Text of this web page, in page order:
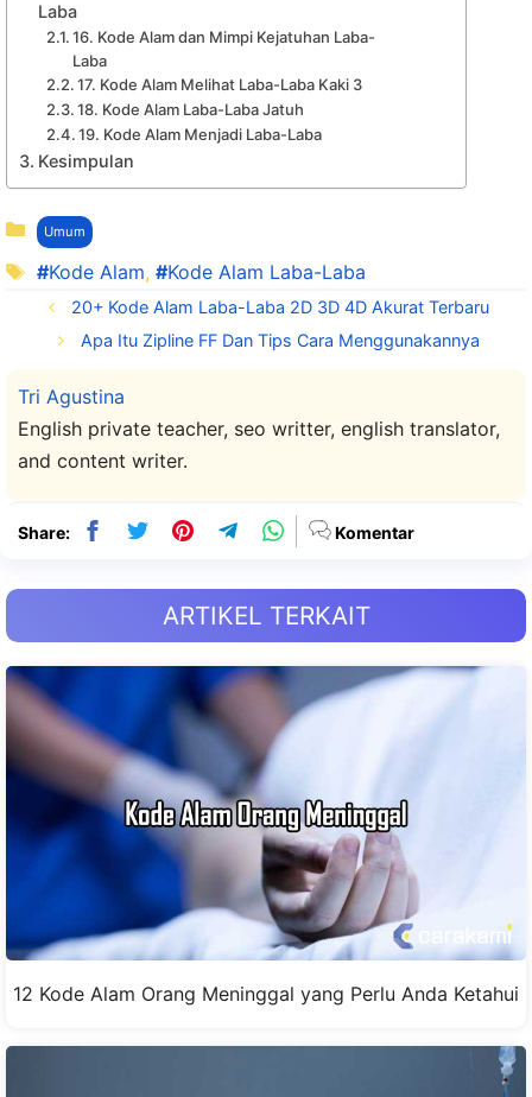
Laba
16. Kode Alam dan Mimpi Kejatuhan Laba-
Laba
17. Kode Alam Melihat Laba-Laba Kaki 3
18. Kode Alam Laba-Laba Jatuh
19. Kode Alam Menjadi Laba-Laba
Kesimpulan
Kategori
Umum
Tag
Kode Alam, Kode Alam Laba-Laba
20+ Kode Alam Laba-Laba 2D 3D 4D Akurat Terbaru
Apa Itu Zipline FF Dan Tips Cara Menggunakannya
Tri Agustina
English private teacher, seo writter, english translator,
and content writer.
Share: Komentar
ARTIKEL TERKAIT
12 Kode Alam Orang Meninggal yang Perlu Anda Ketahui